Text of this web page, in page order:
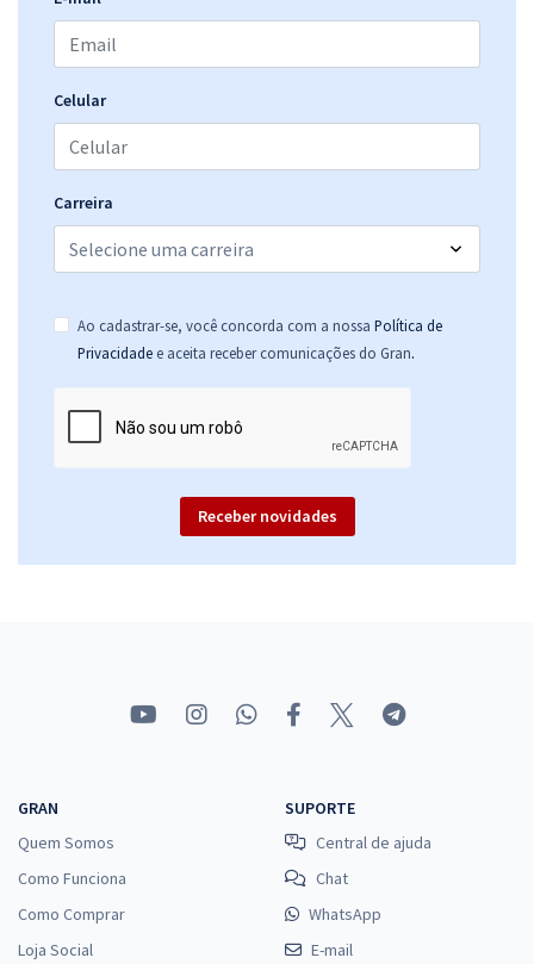
R$ 287,84à vista
Economize R$ 71,96 (-20%)
Celular
Carreira
Ao cadastrar-se, você concorda com a nossa Política de
Privacidade e aceita receber comunicações do Gran.
Receber novidades
GRAN
Quem Somos
Como Funciona
Como Comprar
Loja Social
SUPORTE
Central de ajuda
Chat
WhatsApp
E-mail